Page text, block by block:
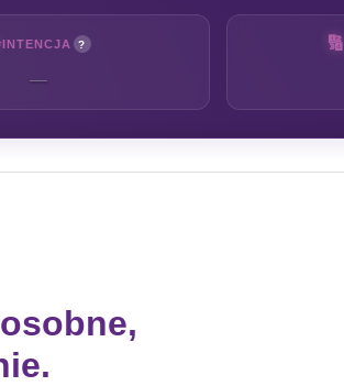
INTENCJA ?
—
🔢